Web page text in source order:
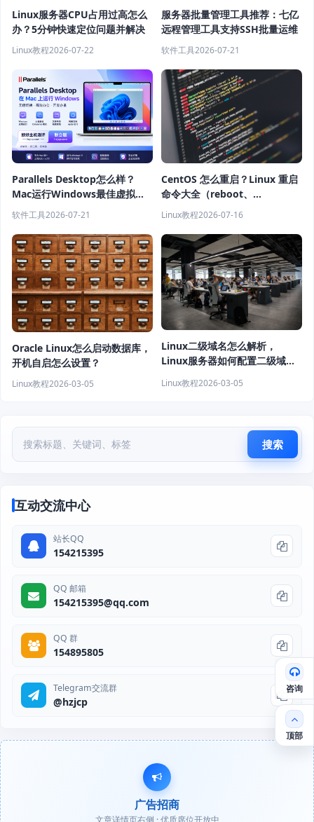
Linux服务器CPU占用过高怎么
办？5分钟快速定位问题并解决
Linux教程2026-07-22
服务器批量管理工具推荐：七亿
远程管理工具支持SSH批量运维
软件工具2026-07-21
Parallels Desktop怎么样？
Mac运行Windows最佳虚拟机
软件推荐
软件工具2026-07-21
CentOS 怎么重启？Linux 重启
命令大全（reboot、
shutdown、systemctl 教程）
Linux教程2026-07-16
Oracle Linux怎么启动数据库，
开机自启怎么设置？
Linux教程2026-03-05
Linux二级域名怎么解析，
Linux服务器如何配置二级域
Linux教程2026-03-05
搜索
互动交流中心
站长QQ
154215395
QQ 邮箱
154215395@qq.com
QQ 群
154895805
Telegram交流群
@hzjcp
广告招商
咨询
顶部